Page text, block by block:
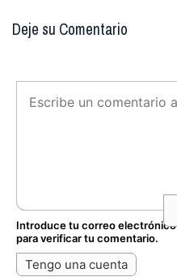
Deje su Comentario
Introduce tu correo electrónico
para verificar tu comentario.
Tengo una cuenta